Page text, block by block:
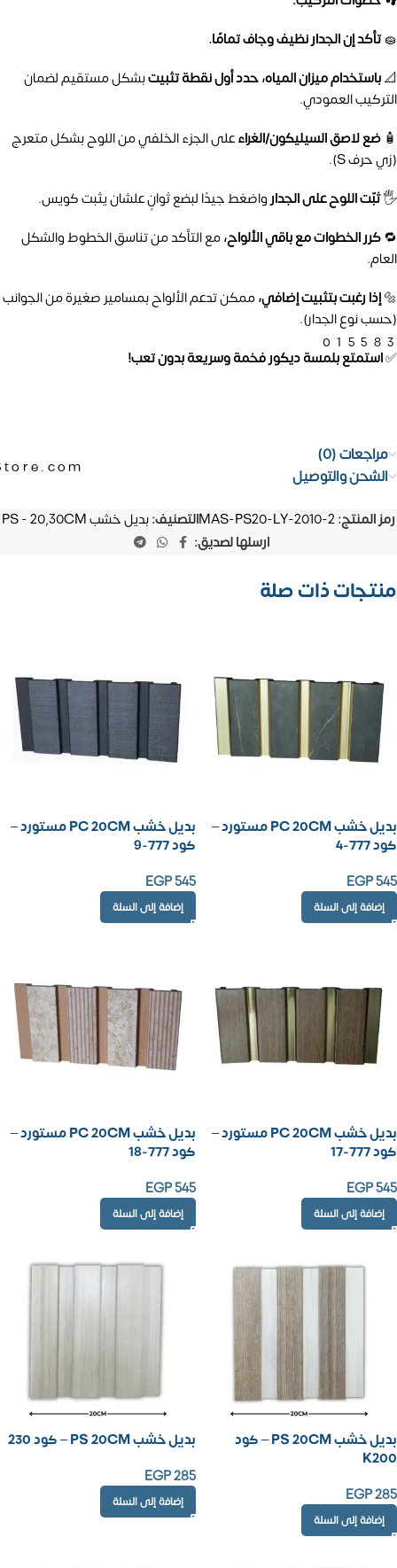
🧽تأكد إن الجدار نظيف وجاف تمامًا.
📐باستخدام ميزان المياه، حدد أول نقطة تثبيتبشكل مستقيم لضمان
التركيب العمودي.
🧴 ضع لاصق السيليكون/الغراءعلى الجزء الخلفي من اللوح بشكل متعرج
(زي حرف S).
🖐️ثبّت اللوح على الجدارواضغط جيدًا لبضع ثوانٍ علشان يثبت كويس.
🔁كرر الخطوات مع باقي الألواح،مع التأكد من تناسق الخطوط والشكل
العام.
🔩إذا رغبت بتثبيت إضافي،ممكن تدعم الألواح بمسامير صغيرة من الجوانب
(حسب نوع الجدار).
✅استمتع بلمسة ديكور فخمة وسريعة بدون تعب!
مراجعات (0)
الشحن والتوصيل
رمز المنتج:MAS-PS20-LY-2010-2التصنيف:بديل خشب PS - 20,30CM
ارسلها لصديق:
منتجات ذات صلة
بديل خشب PC 20CM مستورد –
كود 777-4
EGP545
إضافة إلى السلة
بديل خشب PC 20CM مستورد –
كود 777-9
EGP545
إضافة إلى السلة
بديل خشب PC 20CM مستورد –
كود 777-17
EGP545
إضافة إلى السلة
بديل خشب PC 20CM مستورد –
كود 777-18
EGP545
إضافة إلى السلة
بديل خشب PS 20CM – كود
K200
EGP285
إضافة إلى السلة
بديل خشب PS 20CM – كود 230
EGP285
إضافة إلى السلة